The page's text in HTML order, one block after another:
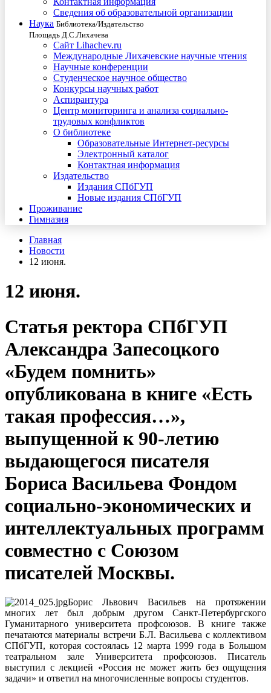
Сведения об образовательной организации
Наука Библиотека/Издательство
Площадь Д.С.Лихачева
Сайт Lihachev.ru
Международные Лихачевские научные чтения
Научные конференции
Студенческое научное общество
Конкурсы научных работ
Аспирантура
Центр мониторинга и анализа социально-
трудовых конфликтов
О библиотеке
Образовательные Интернет-ресурсы
Электронный каталог
Контактная информация
Издательство
Издания СПбГУП
Новые издания СПбГУП
Проживание
Гимназия
Главная
Новости
12 июня.
12 июня.
Статья ректора СПбГУП
Александра Запесоцкого
«Будем помнить»
опубликована в книге «Есть
такая профессия…»,
выпущенной к 90-летию
выдающегося писателя
Бориса Васильева Фондом
социально-экономических и
интеллектуальных программ
совместно с Союзом
писателей Москвы.
Борис Львович Васильев на протяжении
многих лет был добрым другом Санкт-Петербургского
Гуманитарного университета профсоюзов. В книге также
печатаются материалы встречи Б.Л. Васильева с коллективом
СПбГУП, которая состоялась 12 марта 1999 года в Большом
театральном зале Университета профсоюзов. Писатель
выступил с лекцией «Россия не может жить без ощущения
задачи» и ответил на многочисленные вопросы студентов.